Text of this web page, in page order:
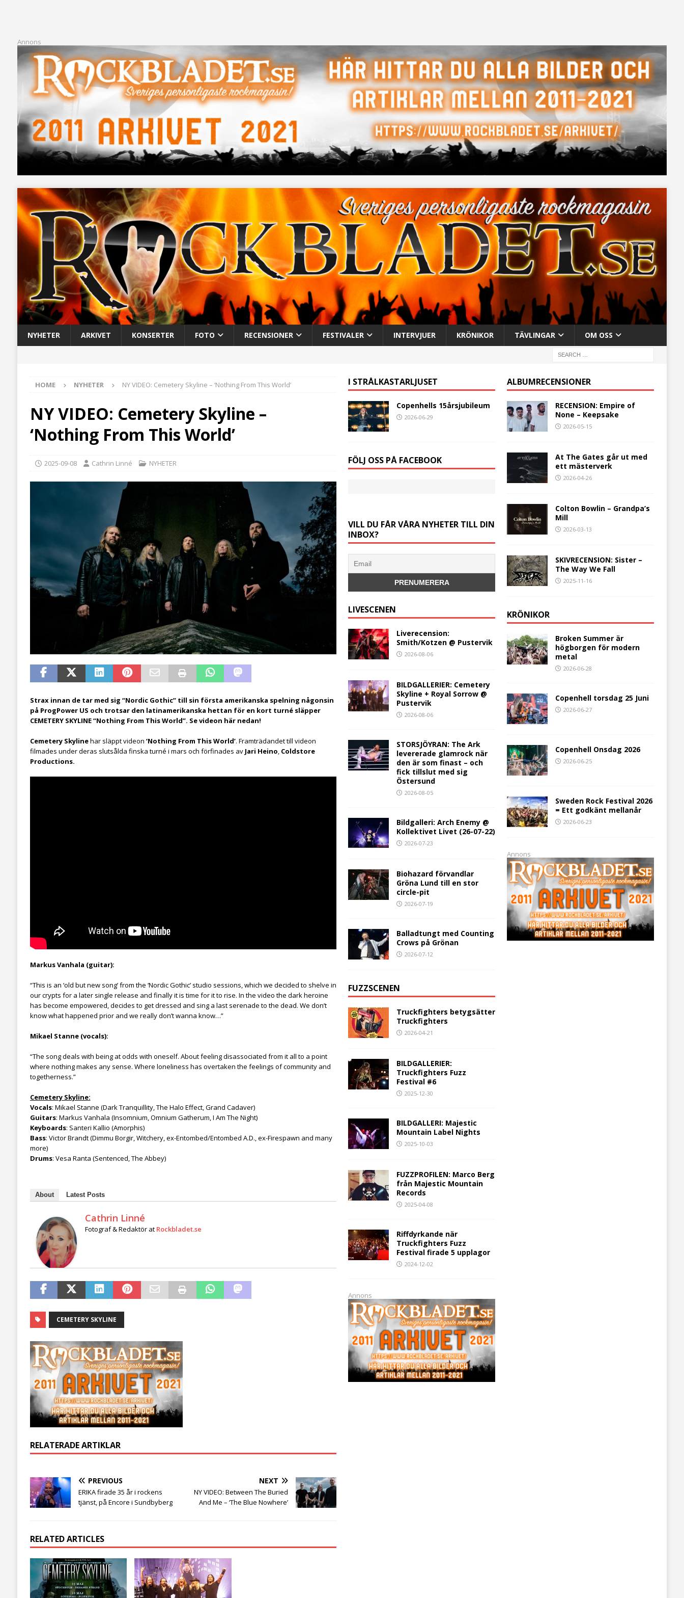
Annons
NYHETER ARKIVET KONSERTER FOTO RECENSIONER FESTIVALER INTERVJUER KRÖNIKOR TÄVLINGAR OM OSS
HOME NYHETER NY VIDEO: Cemetery Skyline – ‘Nothing From This World’
NY VIDEO: Cemetery Skyline –
‘Nothing From This World’
2025-09-08 Cathrin Linné NYHETER
Strax innan de tar med sig “Nordic Gothic” till sin första amerikanska spelning någonsin
på ProgPower US och trotsar den latinamerikanska hettan för en kort turné släpper
CEMETERY SKYLINE “Nothing From This World”. Se videon här nedan!
Cemetery Skylinehar släppt videon ‘Nothing From This World’. Framträdandet till videon
filmades under deras slutsålda finska turné i mars och förfinades av Jari Heino, Coldstore
Productions.
Markus Vanhala (guitar):
“This is an ‘old but new song’ from the ‘Nordic Gothic’ studio sessions, which we decided to shelve in
our crypts for a later single release and finally it is time for it to rise. In the video the dark heroine
has become empowered, decides to get dressed and sing a last serenade to the dead. We don’t
know what happened prior and we really don’t wanna know…”
Mikael Stanne (vocals):
“The song deals with being at odds with oneself. About feeling disassociated from it all to a point
where nothing makes any sense. Where loneliness has overtaken the feelings of community and
togetherness.”
Cemetery Skyline:
Vocals: Mikael Stanne (Dark Tranquillity, The Halo Effect, Grand Cadaver)
Guitars: Markus Vanhala (Insomnium, Omnium Gatherum, I Am The Night)
Keyboards: Santeri Kallio (Amorphis)
Bass: Victor Brandt (Dimmu Borgir, Witchery, ex-Entombed/Entombed A.D., ex-Firespawn and many
more)
Drums: Vesa Ranta (Sentenced, The Abbey)
About Latest Posts
Cathrin Linné
Fotograf & Redaktörat Rockbladet.se
CEMETERY SKYLINE
RELATERADE ARTIKLAR
PREVIOUS
ERIKA firade 35 år i rockens
tjänst, på Encore i Sundbyberg
NEXT
NY VIDEO: Between The Buried
And Me – ‘The Blue Nowhere’
RELATED ARTICLES
I STRÅLKASTARLJUSET
Copenhells 15årsjubileum
2026-06-29
FÖLJ OSS PÅ FACEBOOK
VILL DU FÅR VÅRA NYHETER TILL DIN
INBOX?
LIVESCENEN
Liverecension:
Smith/Kotzen @ Pustervik
2026-08-06
BILDGALLERIER: Cemetery
Skyline + Royal Sorrow @
Pustervik
2026-08-06
STORSJÖYRAN: The Ark
levererade glamrock när
den är som finast – och
fick tillslut med sig
Östersund
2026-08-05
Bildgalleri: Arch Enemy @
Kollektivet Livet (26-07-22)
2026-07-23
Biohazard förvandlar
Gröna Lund till en stor
circle-pit
2026-07-19
Balladtungt med Counting
Crows på Grönan
2026-07-12
FUZZSCENEN
Truckfighters betygsätter
Truckfighters
2026-04-21
BILDGALLERIER:
Truckfighters Fuzz
Festival #6
2025-12-30
BILDGALLERI: Majestic
Mountain Label Nights
2025-10-03
FUZZPROFILEN: Marco Berg
från Majestic Mountain
Records
2025-04-08
Riffdyrkande när
Truckfighters Fuzz
Festival firade 5 upplagor
2024-12-02
Annons
ALBUMRECENSIONER
RECENSION: Empire of
None – Keepsake
2026-05-15
At The Gates går ut med
ett mästerverk
2026-04-26
Colton Bowlin – Grandpa’s
Mill
2026-03-13
SKIVRECENSION: Sister –
The Way We Fall
2025-11-16
KRÖNIKOR
Broken Summer är
högborgen för modern
metal
2026-06-28
Copenhell torsdag 25 Juni
2026-06-27
Copenhell Onsdag 2026
2026-06-25
Sweden Rock Festival 2026
= Ett godkänt mellanår
2026-06-23
Annons